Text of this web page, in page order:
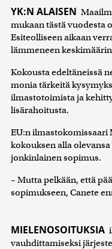
YK:N ALAISEN
mukaan tästä vuodesta
Esiteolliseen aikaan
lämmeneen
Kokousta edeltäneissä
monia tärkeitä
ilmastotoimista ja
lisärahoitusta.
EU:n ilmastokomissaari
kokouksen alla
jonkinlainen sopimus.
– Mutta pelkään, että
sopimukseen, Canete
MIELENOSOITUKSIA
vauhdittamiseksi